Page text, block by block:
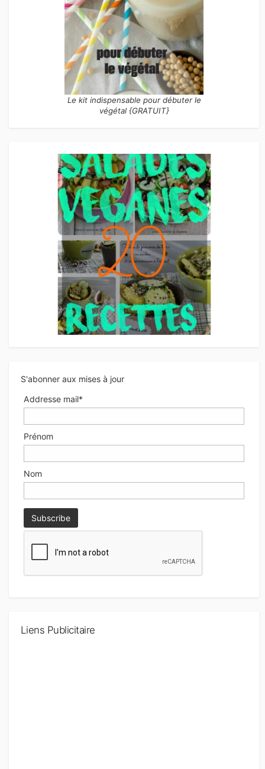
Le kit indispensable pour débuter le
végétal {GRATUIT}
S'abonner aux mises à jour
Addresse mail*
Prénom
Nom
Liens Publicitaire